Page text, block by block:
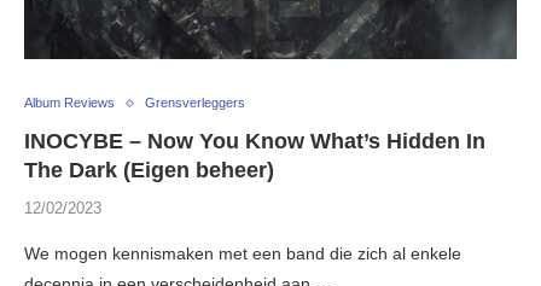
Album Reviews Grensverleggers
INOCYBE – Now You Know What’s Hidden In
The Dark (Eigen beheer)
12/02/2023
We mogen kennismaken met een band die zich al enkele